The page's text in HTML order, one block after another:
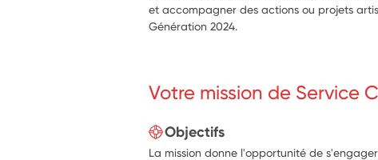
et accompagner des actions ou projets
Génération 2024.
Votre mission de Service
Objectifs
La mission donne l'opportunité de